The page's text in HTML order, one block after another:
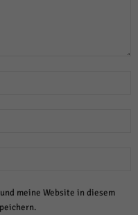
meine Website in diesem